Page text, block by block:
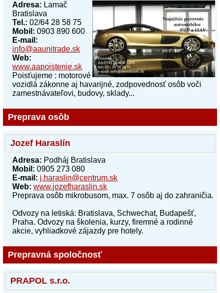
Adresa: Lamač
Bratislava
Tel.:02/64 28 58 75
Mobil:0903 890 600
E-mail:
info@aaunitrade.sk
Web:
www.aapoistenie.sk
Poisťujeme : motorové
vozidlá zákonne aj havarijné, zodpovednosť osôb voči
zamestnávateľovi, budovy, sklady...
Preprava osôb
Jozef Haraslín
Adresa: Podháj Bratislava
Mobil:0905 273 080
E-mail: j.haraslin@centrum.sk
Web:www.jozefharaslin.sk
Preprava osôb mikrobusom, max. 7 osôb aj do zahraničia.
Odvozy na letiská: Bratislava, Schwechat, Budapešť,
Praha. Odvozy na školenia, kurzy, firemné a rodinné
akcie, vyhliadkové zájazdy pre hotely.
Prepravná spoločnosť
PRAPOL s.r.o.